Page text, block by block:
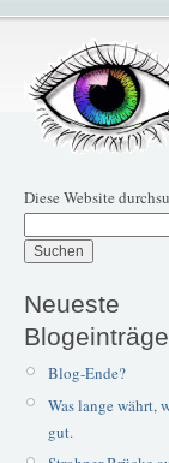
Diese Website
Neueste
Blogeinträge
Blog-Ende?
Was lange währt,
gut.